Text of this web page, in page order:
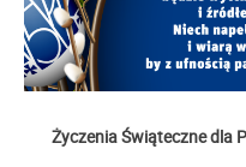
Życzenia Świąteczne dla